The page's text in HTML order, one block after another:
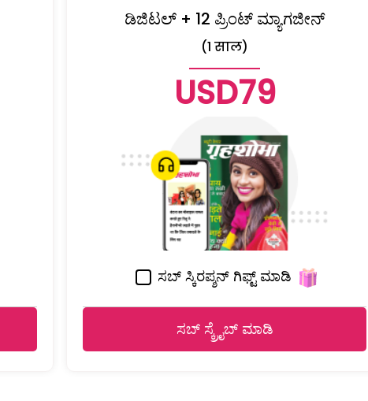
ಡಿಜಿಟಲ್ + 12 ಪ್ರಿಂಟ್ ಮ್ಯಾಗಜೀನ್
(1 साल)
USD79
ಸಬ್ ಸ್ಕಿರಪ್ಶನ್ ಗಿಫ್ಟ್ ಮಾಡಿ
ಸಬ್ ಸ್ಕ್ರೈಬ್ ಮಾಡಿ